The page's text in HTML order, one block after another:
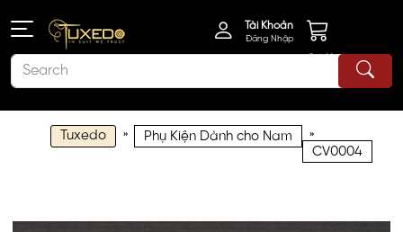
Tài Khoản
Đăng Nhập
Giỏ Hàng
Tuxedo » Phụ Kiện Dành cho Nam »
CV0004